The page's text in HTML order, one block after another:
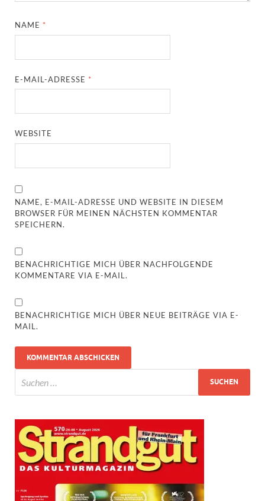
NAME *
E-MAIL-ADRESSE *
WEBSITE
NAME, E-MAIL-ADRESSE UND WEBSITE IN DIESEM
BROWSER FÜR MEINEN NÄCHSTEN KOMMENTAR
SPEICHERN.
BENACHRICHTIGE MICH ÜBER NACHFOLGENDE
KOMMENTARE VIA E-MAIL.
BENACHRICHTIGE MICH ÜBER NEUE BEITRÄGE VIA E-
MAIL.